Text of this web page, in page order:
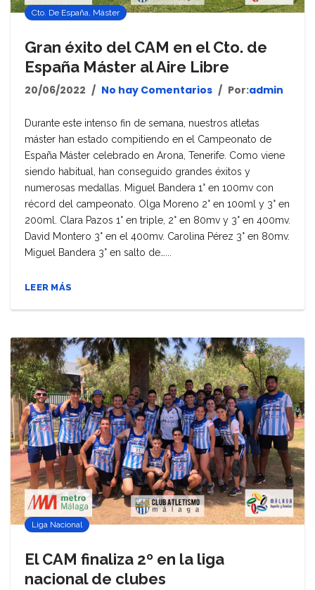
Cto. De España, Máster
Gran éxito del CAM en el Cto. de
España Máster al Aire Libre
20/06/2022 No hay Comentarios Por:admin
Durante este intenso fin de semana, nuestros atletas
máster han estado compitiendo en el Campeonato de
España Máster celebrado en Arona, Tenerife. Como viene
siendo habitual, han conseguido grandes éxitos y
numerosas medallas. Miguel Bandera 1° en 100mv con
récord del campeonato. Olga Moreno 2° en 100ml y 3° en
200ml. Clara Pazos 1° en triple, 2° en 80mv y 3° en 400mv.
David Montero 3° en el 400mv. Carolina Pérez 3° en 80mv.
Miguel Bandera 3° en salto de…...
LEER MÁS
Liga Nacional
El CAM finaliza 2º en la liga
nacional de clubes